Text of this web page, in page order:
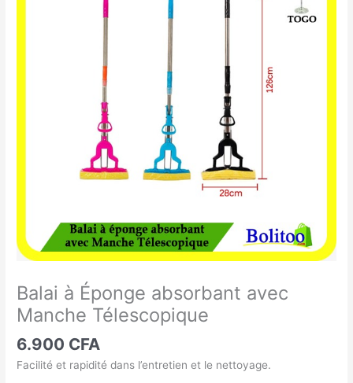
Balai à Éponge absorbant avec
Manche Télescopique
6.900 CFA
Facilité et rapidité dans l’entretien et le nettoyage.